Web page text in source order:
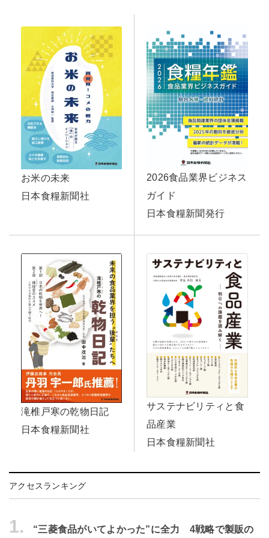
お米の未来
日本食糧新聞社
2026食品業界ビジネス
ガイド
日本食糧新聞発行
滝椎戸寒の乾物日記
日本食糧新聞社
サステナビリティと食
品産業
日本食糧新聞社
アクセスランキング
1.
“三菱食品がいてよかった”に全力 4戦略で製販の